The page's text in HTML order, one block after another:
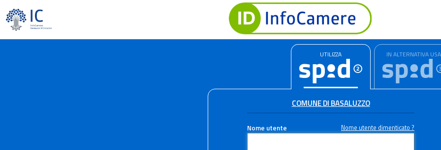
UTILIZZA IN ALTERNATIVA USA
COMUNE DI BASALUZZO
Nome utente Nome utente dimenticato ?